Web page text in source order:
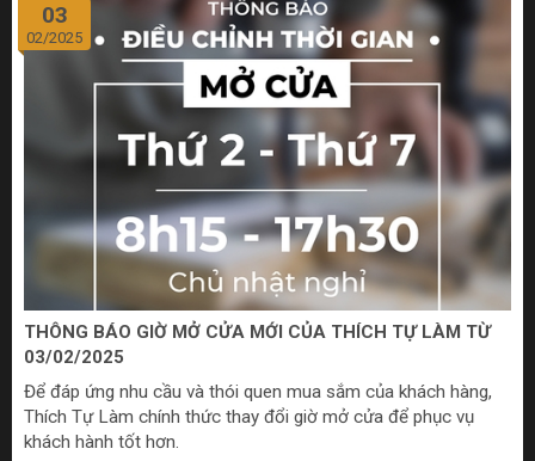
03
02/2025
THÔNG BÁO GIỜ MỞ CỬA MỚI CỦA THÍCH TỰ LÀM TỪ
03/02/2025
Để đáp ứng nhu cầu và thói quen mua sắm của khách hàng,
Thích Tự Làm chính thức thay đổi giờ mở cửa để phục vụ
khách hành tốt hơn.